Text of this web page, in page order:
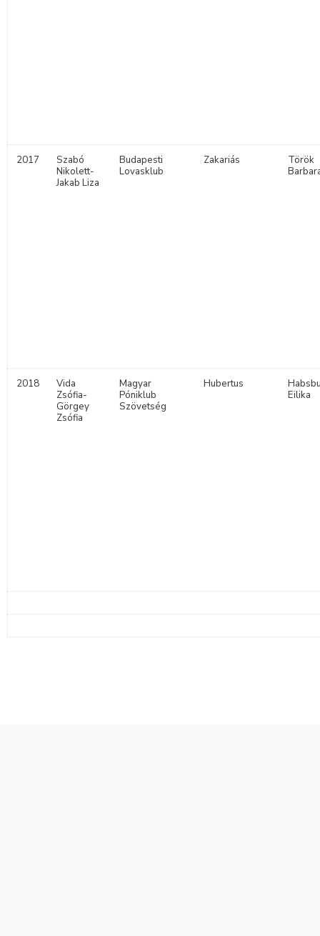
2017
Szabó
Nikolett-
Jakab Liza
Budapesti
Lovasklub
Zakariás
Török
2018
Vida
Zsófia-
Görgey
Zsófia
Magyar
Póniklub
Szövetség
Hubertus
Eilika